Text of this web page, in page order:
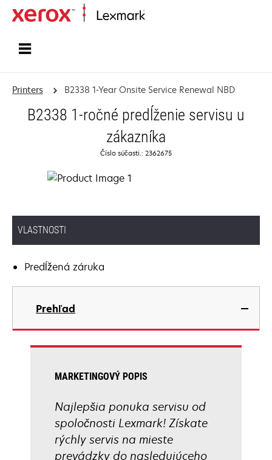
Printers B2338 1-Year Onsite Service Renewal NBD
B2338 1-ročné predĺženie servisu u
zákazníka
Číslo súčasti.: 2362675
VLASTNOSTI
Predĺžená záruka
Prehľad
MARKETINGOVÝ POPIS
Najlepšia ponuka servisu od
spoločnosti Lexmark! Získate
rýchly servis na mieste
prevádzky do nasledujúceho